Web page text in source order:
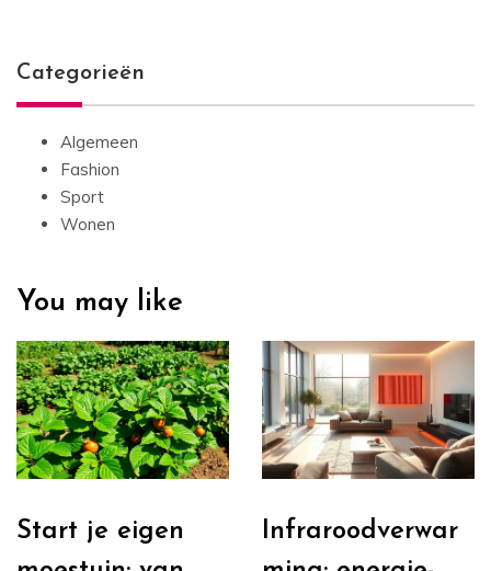
Categorieën
Algemeen
Fashion
Sport
Wonen
You may like
Start je eigen
Infraroodverwar